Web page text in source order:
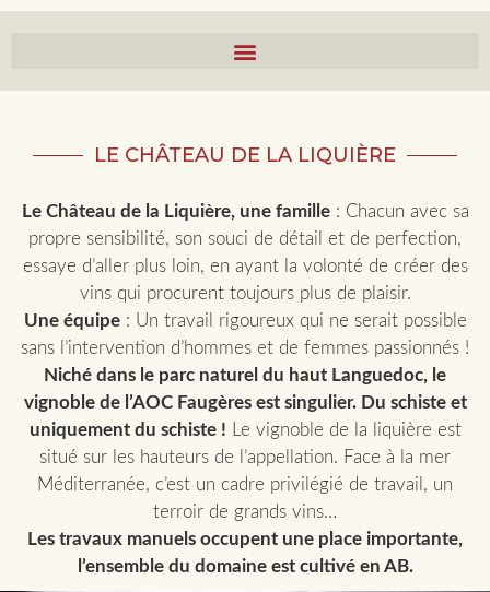
LE CHÂTEAU DE LA LIQUIÈRE
Le Château de la Liquière, une famille: Chacun avec sa
propre sensibilité, son souci de détail et de perfection,
essaye d’aller plus loin, en ayant la volonté de créer des
vins qui procurent toujours plus de plaisir.
Une équipe: Un travail rigoureux qui ne serait possible
sans l’intervention d’hommes et de femmes passionnés !
Niché dans le parc naturel du haut Languedoc, le
vignoble de l’AOC Faugères est singulier. Du schiste et
uniquement du schiste ! Le vignoble de la liquière est
situé sur les hauteurs de l’appellation. Face à la mer
Méditerranée, c’est un cadre privilégié de travail, un
terroir de grands vins…
Les travaux manuels occupent une place importante,
l’ensemble du domaine est cultivé en AB.